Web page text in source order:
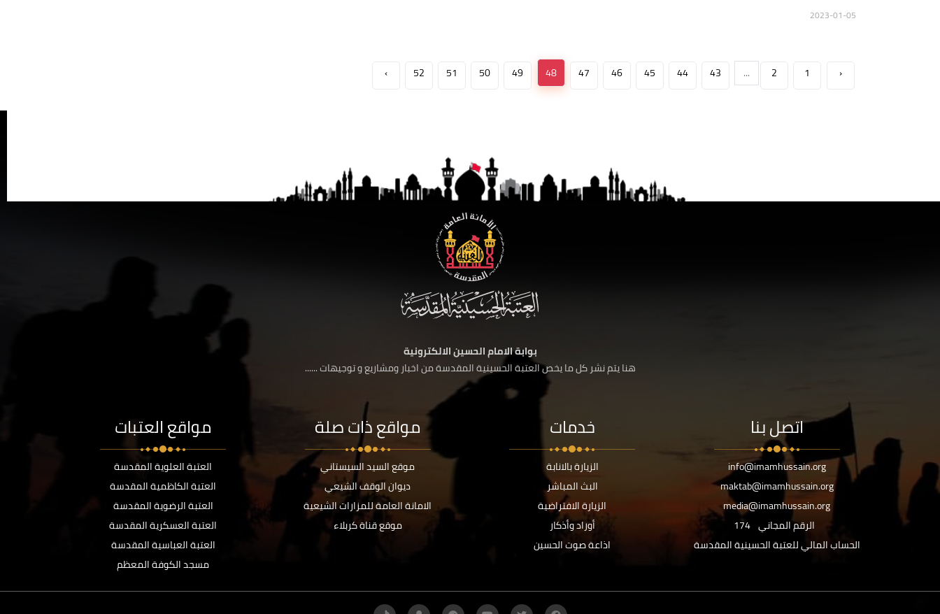
‹
1
2
...
43
44
45
46
47
48
49
50
51
52
›
بوابة الامام الحسين الالكترونية
هنا يتم نشر كل ما يخص العتبة الحسينية المقدسة من اخبار ومشاريع و توجيهات ......
اتصل بنا
info@imamhussain.org
maktab@imamhussain.org
media@imamhussain.org
الرقم المجاني 174
الحساب المالي للعتبة الحسينية المقدسة
خدمات
الزيارة بالانابة
البث المباشر
الزيارة الافتراضية
أوراد وأذكار
اذاعة صوت الحسين
مواقع ذات صلة
موقع السيد السيستاني
ديوان الوقف الشيعي
الامانة العامة للمزارات الشيعية
موقع قناة كربلاء
مواقع العتبات
العتبة العلوية المقدسة
العتبة الكاظمية المقدسة
العتبة الرضوية المقدسة
العتبة العسكرية المقدسة
العتبة العباسية المقدسة
مسجد الكوفة المعظم